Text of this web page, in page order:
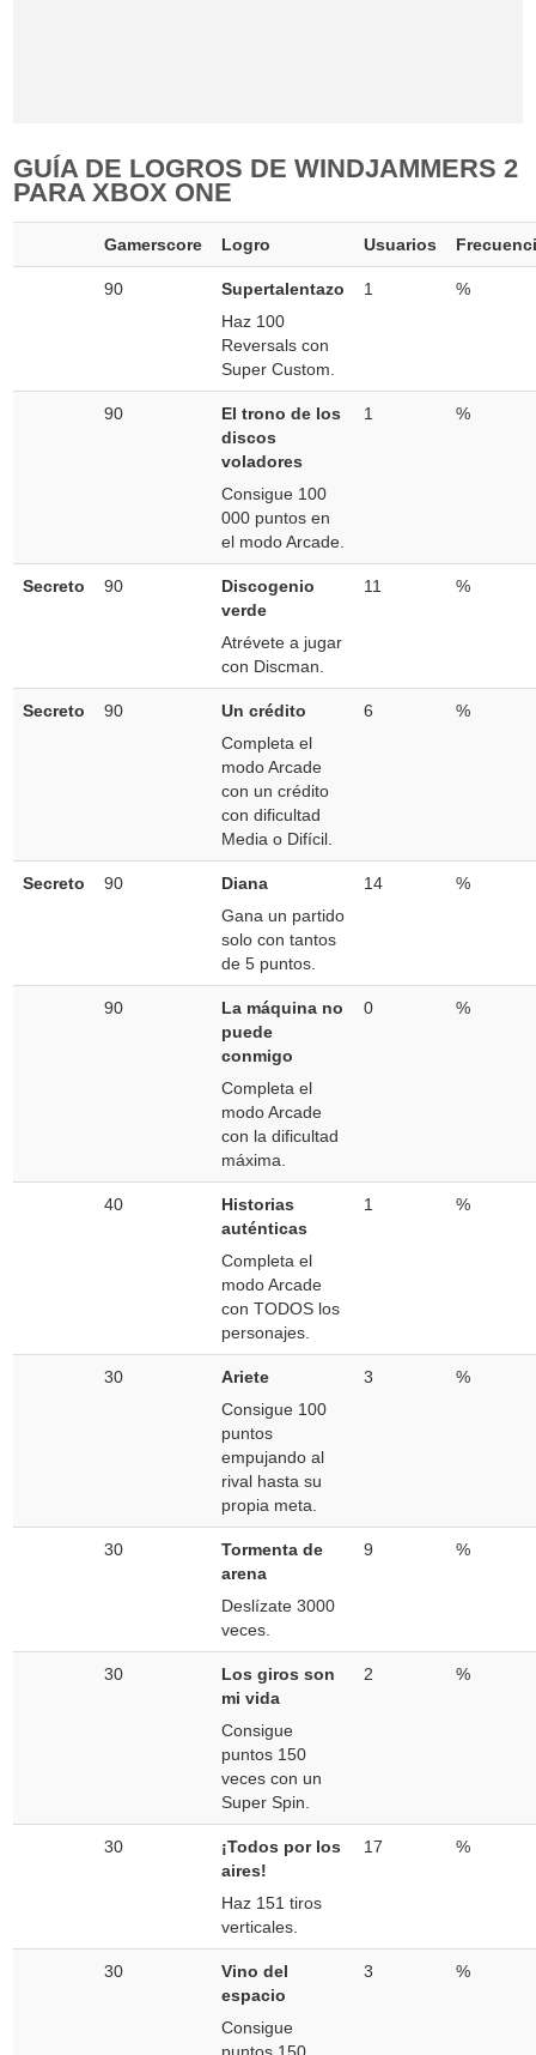
GUÍA DE LOGROS DE WINDJAMMERS 2
PARA XBOX ONE
Gamerscore Logro Usuarios
90
Supertalentazo
Haz 100
Reversals con
Super Custom.
1 %
90
El trono de los
discos
voladores
Consigue 100
000 puntos en
el modo Arcade.
1 %
Secreto 90
Discogenio
verde
Atrévete a jugar
con Discman.
11 %
Secreto 90
Un crédito
Completa el
modo Arcade
con un crédito
con dificultad
Media o Difícil.
6 %
Secreto 90
Diana
Gana un partido
solo con tantos
de 5 puntos.
14 %
90
La máquina no
puede
conmigo
Completa el
modo Arcade
con la dificultad
máxima.
0 %
40
Historias
auténticas
Completa el
modo Arcade
con TODOS los
personajes.
1 %
30
Ariete
Consigue 100
puntos
empujando al
rival hasta su
propia meta.
3 %
30
Tormenta de
arena
Deslízate 3000
veces.
9 %
30
Los giros son
mi vida
Consigue
puntos 150
veces con un
Super Spin.
2 %
30
¡Todos por los
aires!
Haz 151 tiros
verticales.
17 %
30
Vino del
espacio
Consigue
3 %